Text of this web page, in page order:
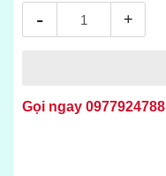
- +
Gọi ngay 0977924788